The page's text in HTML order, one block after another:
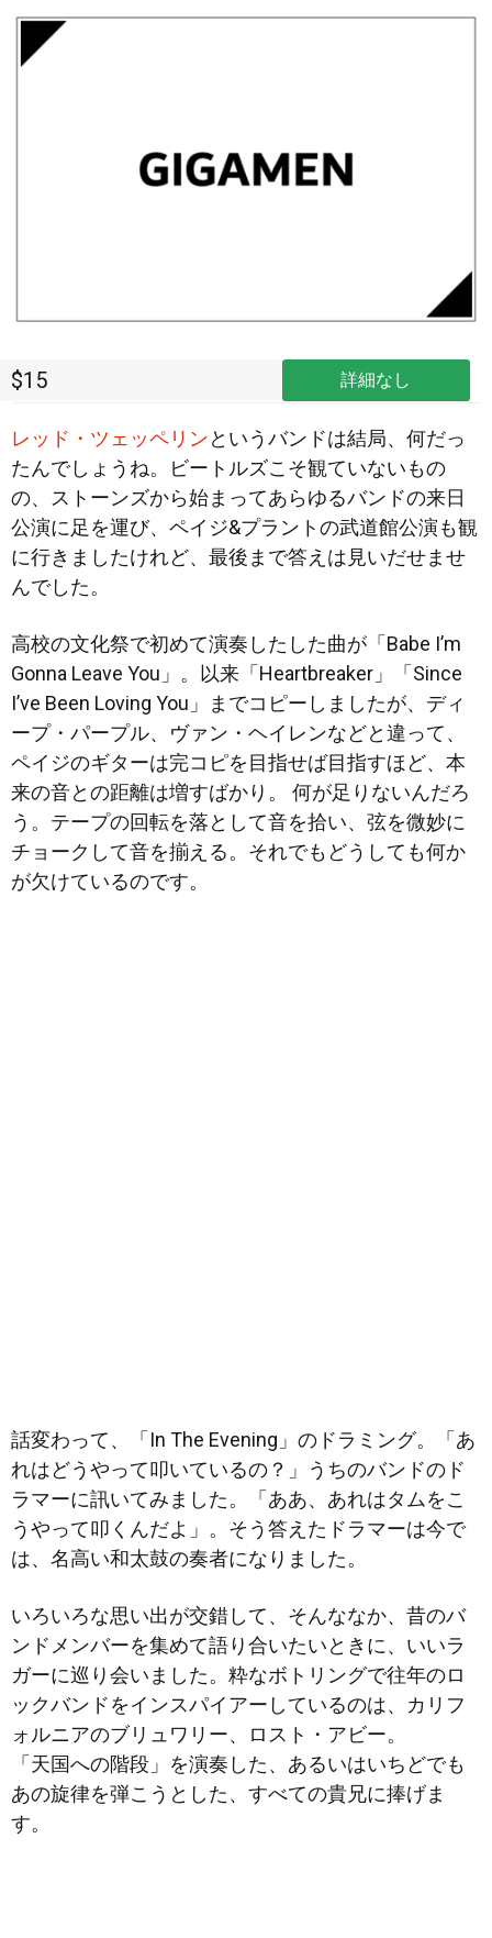
$15 詳細なし
レッド・ツェッペリンというバンドは結局、何だっ
たんでしょうね。ビートルズこそ観ていないもの
の、ストーンズから始まってあらゆるバンドの来日
公演に足を運び、ペイジ&プラントの武道館公演も観
に行きましたけれど、最後まで答えは見いだせませ
んでした。
高校の文化祭で初めて演奏したした曲が「Babe I’m
Gonna Leave You」。以来「Heartbreaker」「Since
I’ve Been Loving You」までコピーしましたが、ディ
ープ・パープル、ヴァン・ヘイレンなどと違って、
ペイジのギターは完コピを目指せば目指すほど、本
来の音との距離は増すばかり。 何が足りないんだろ
う。テープの回転を落として音を拾い、弦を微妙に
チョークして音を揃える。それでもどうしても何か
が欠けているのです。
話変わって、「In The Evening」のドラミング。「あ
れはどうやって叩いているの？」うちのバンドのド
ラマーに訊いてみました。「ああ、あれはタムをこ
うやって叩くんだよ」。そう答えたドラマーは今で
は、名高い和太鼓の奏者になりました。
いろいろな思い出が交錯して、そんななか、昔のバ
ンドメンバーを集めて語り合いたいときに、いいラ
ガーに巡り会いました。粋なボトリングで往年のロ
ックバンドをインスパイアーしているのは、カリフ
ォルニアのブリュワリー、ロスト・アビー。
「天国への階段」を演奏した、あるいはいちどでも
あの旋律を弾こうとした、すべての貴兄に捧げま
す。